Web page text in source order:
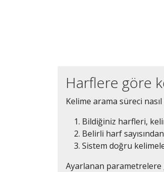
Harflere göre
Kelime arama süreci
Bildiğiniz harfleri,
Belirli harf
Sistem doğru
Ayarlanan parametrelere